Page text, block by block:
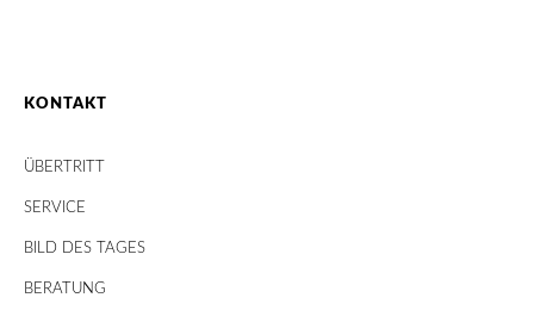
KONTAKT
ÜBERTRITT
SERVICE
BILD DES TAGES
BERATUNG